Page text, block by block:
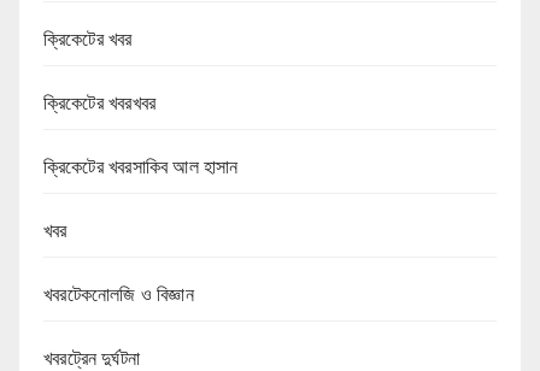
ক্রিকেটের খবর
ক্রিকেটের খবরখবর
ক্রিকেটের খবরসাকিব আল হাসান
খবর
খবরটেকনোলজি ও বিজ্ঞান
খবরট্রেন দুর্ঘটনা